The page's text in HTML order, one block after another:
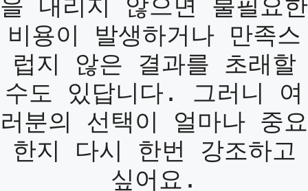
을 내리지 않으면 불필요한
비용이 발생하거나 만족스
럽지 않은 결과를 초래할
수도 있답니다. 그러니 여
러분의 선택이 얼마나 중요
한지 다시 한번 강조하고
싶어요.